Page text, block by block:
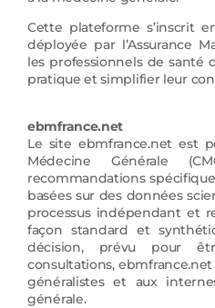
Cette plateforme s’inscrit
déployée par l’Assurance
les professionnels de santé
pratique et simplifier leur
ebmfrance.net
Le site ebmfrance.net est
Médecine Générale
recommandations
basées sur des données
processus indépendant et
façon standard et
décision, prévu pour
consultations,
généralistes et aux
générale.